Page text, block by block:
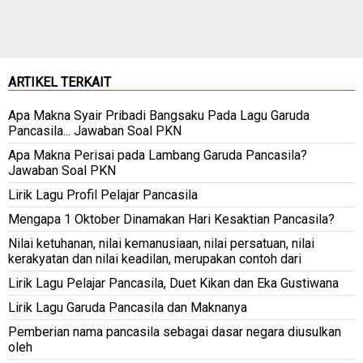
ARTIKEL TERKAIT
Apa Makna Syair Pribadi Bangsaku Pada Lagu Garuda
Pancasila... Jawaban Soal PKN
Apa Makna Perisai pada Lambang Garuda Pancasila?
Jawaban Soal PKN
Lirik Lagu Profil Pelajar Pancasila
Mengapa 1 Oktober Dinamakan Hari Kesaktian Pancasila?
Nilai ketuhanan, nilai kemanusiaan, nilai persatuan, nilai
kerakyatan dan nilai keadilan, merupakan contoh dari
Lirik Lagu Pelajar Pancasila, Duet Kikan dan Eka Gustiwana
Lirik Lagu Garuda Pancasila dan Maknanya
Pemberian nama pancasila sebagai dasar negara diusulkan
oleh